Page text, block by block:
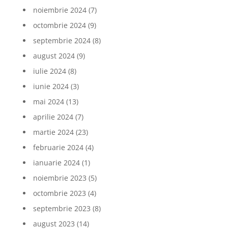
noiembrie 2024(7)
octombrie 2024(9)
septembrie 2024(8)
august 2024(9)
iulie 2024(8)
iunie 2024(3)
mai 2024(13)
aprilie 2024(7)
martie 2024(23)
februarie 2024(4)
ianuarie 2024(1)
noiembrie 2023 (5)
octombrie 2023 (4)
septembrie 2023 (8)
august 2023 (14)